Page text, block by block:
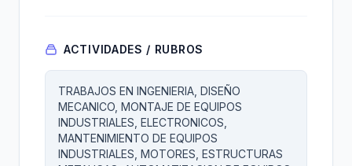
ACTIVIDADES / RUBROS
TRABAJOS EN INGENIERIA, DISEÑO
MECANICO, MONTAJE DE EQUIPOS
INDUSTRIALES, ELECTRONICOS,
MANTENIMIENTO DE EQUIPOS
INDUSTRIALES, MOTORES, ESTRUCTURAS